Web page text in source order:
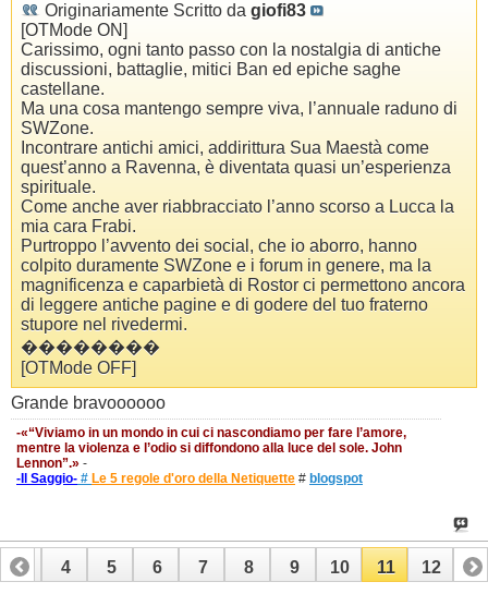
Originariamente Scritto da giofi83
[OTMode ON]
Carissimo, ogni tanto passo con la nostalgia di antiche
discussioni, battaglie, mitici Ban ed epiche saghe
castellane.
Ma una cosa mantengo sempre viva, l’annuale raduno di
SWZone.
Incontrare antichi amici, addirittura Sua Maestà come
quest’anno a Ravenna, è diventata quasi un’esperienza
spirituale.
Come anche aver riabbracciato l’anno scorso a Lucca la
mia cara Frabi.
Purtroppo l’avvento dei social, che io aborro, hanno
colpito duramente SWZone e i forum in genere, ma la
magnificenza e caparbietà di Rostor ci permettono ancora
di leggere antiche pagine e di godere del tuo fraterno
stupore nel rivedermi.
��������
[OTMode OFF]
Grande bravoooooo
-«“Viviamo in un mondo in cui ci nascondiamo per fare l’amore,
mentre la violenza e l’odio si diffondono alla luce del sole. John
Lennon”.» -
-Il Saggio- # Le 5 regole d'oro della Netiquette # blogspot
3 4 5 6 7 8 9 10 11 12